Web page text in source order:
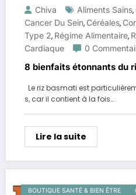
Chiva Aliments Sains,
Cancer Du Sein, Céréales,
Type 2, Régime Alimentaire,
Cardiaque
0
8 bienfaits étonnants du
Le riz basmati est
s, car il contient à la fois…
Lire la suite
BOUTIQUE SANTÉ & BIEN ÊTRE